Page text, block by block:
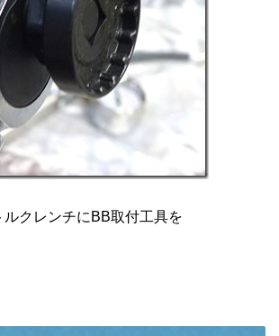
ルクレンチにBB取付工具を